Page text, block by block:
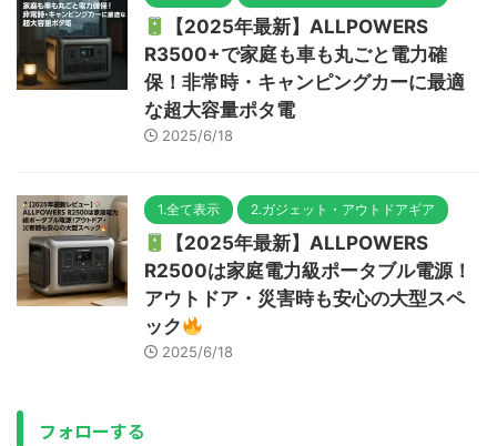
【2025年最新】ALLPOWERS
R3500+で家庭も車も丸ごと電力確
保！非常時・キャンピングカーに最適
な超大容量ポタ電
2025/6/18
1.全て表示 2.ガジェット・アウトドアギア
【2025年最新】ALLPOWERS
R2500は家庭電力級ポータブル電源！
アウトドア・災害時も安心の大型スペ
ック
2025/6/18
フォローする